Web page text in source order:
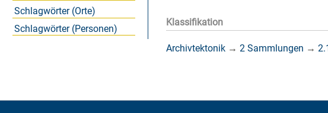
Schlagwörter (Orte)
Schlagwörter (Personen)
Klassifikation
Archivtektonik → 2 Sammlungen →